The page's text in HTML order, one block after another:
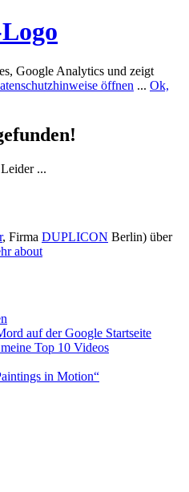
Google Analytics und zeigt
öffnen ... Ok,
...
, Firma DUPLICON Berlin) über
about
auf der Google Startseite
Top 10 Videos
in Motion“